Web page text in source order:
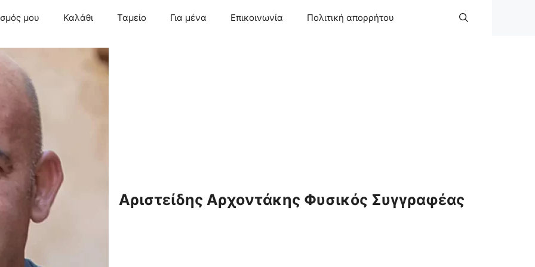
μου Καλάθι Ταμείο Για μένα Επικοινωνία Πολιτική απορρήτου
Αριστείδης Αρχοντάκης Φυσικός Συγγραφέας